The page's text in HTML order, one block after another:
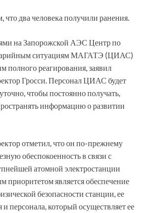
что два человека получили ранения.
на Запорожской АЭС Центр по
ситуациям МАГАТЭ (ЦИАС)
полного реагирования, заявил
Гросси. Персонал ЦИАС будет
чтобы постоянно получать,
информацию о развитии
отметил, что он по-прежнему
обеспокоенность в связи с
атомной электростанции
приоритетом является обеспечение
безопасности станции, ее
персонала, который осуществляет ее